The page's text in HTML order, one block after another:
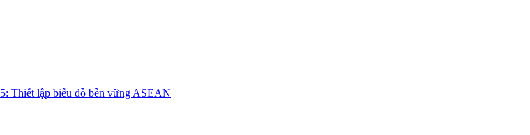
Thiết lập biểu đồ bền vững ASEAN